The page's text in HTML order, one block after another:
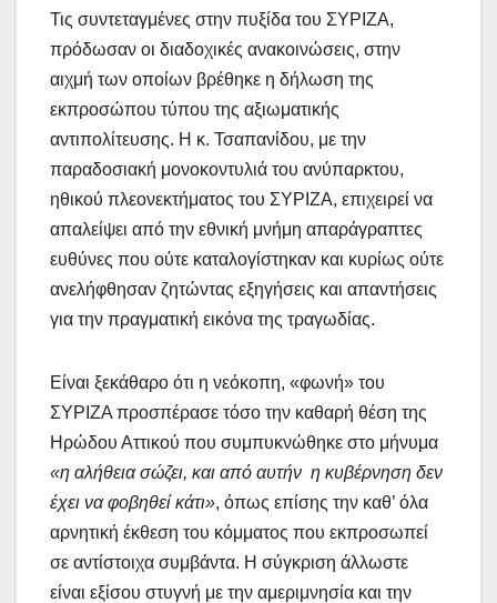
Τις συντεταγμένες στην πυξίδα του ΣΥΡΙΖΑ,
πρόδωσαν οι διαδοχικές ανακοινώσεις, στην
αιχμή των οποίων βρέθηκε η δήλωση της
εκπροσώπου τύπου της αξιωματικής
αντιπολίτευσης. Η κ. Τσαπανίδου, με την
παραδοσιακή μονοκοντυλιά του ανύπαρκτου,
ηθικού πλεονεκτήματος του ΣΥΡΙΖΑ, επιχειρεί να
απαλείψει από την εθνική μνήμη απαράγραπτες
ευθύνες που ούτε καταλογίστηκαν και κυρίως ούτε
ανελήφθησαν ζητώντας εξηγήσεις και απαντήσεις
για την πραγματική εικόνα της τραγωδίας.
Είναι ξεκάθαρο ότι η νεόκοπη, «φωνή» του
ΣΥΡΙΖΑ προσπέρασε τόσο την καθαρή θέση της
Ηρώδου Αττικού που συμπυκνώθηκε στο μήνυμα
«η αλήθεια σώζει, και από αυτήν η κυβέρνηση δεν
έχει να φοβηθεί κάτι», όπως επίσης την καθ’ όλα
αρνητική έκθεση του κόμματος που εκπροσωπεί
σε αντίστοιχα συμβάντα. Η σύγκριση άλλωστε
είναι εξίσου στυγνή με την αμεριμνησία και την